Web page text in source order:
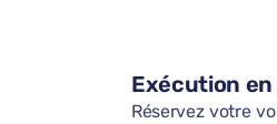
Exécution
Réservez votre